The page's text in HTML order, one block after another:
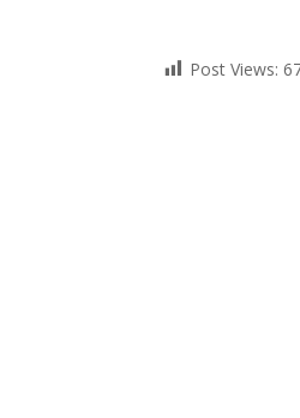
Post Views: